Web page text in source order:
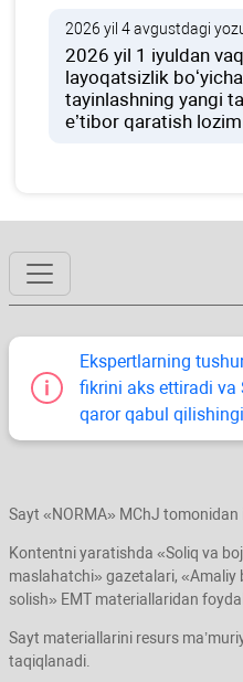
2026 yil 4 avgustdagi
2026 yil 1 iyuldan
layoqatsizlik
tayinlashning yangi
e’tibor qaratish
Ekspertlarning
fikrini aks ettiradi
qaror qabul
Sayt «NORMA» MChJ tomonidan
Kontentni yaratishda «Soliq va
maslahatchi» gazetalari, «Amaliy
solish» EMT materiallaridan
Sayt materiallarini resurs
taqiqlanadi.